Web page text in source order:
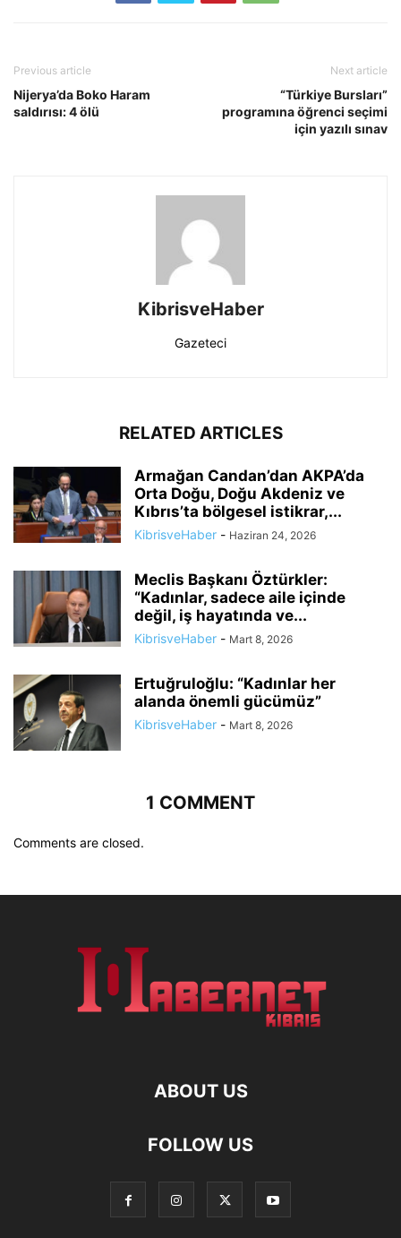
Previous article
Nijerya’da Boko Haram
saldırısı: 4 ölü
Next article
“Türkiye Bursları”
programına öğrenci seçimi
için yazılı sınav
KibrisveHaber
Gazeteci
RELATED ARTICLES
Armağan Candan’dan AKPA’da
Orta Doğu, Doğu Akdeniz ve
Kıbrıs’ta bölgesel istikrar,...
KibrisveHaber - Haziran 24, 2026
Meclis Başkanı Öztürkler:
“Kadınlar, sadece aile içinde
değil, iş hayatında ve...
KibrisveHaber - Mart 8, 2026
Ertuğruloğlu: “Kadınlar her
alanda önemli gücümüz”
KibrisveHaber - Mart 8, 2026
1 COMMENT
Comments are closed.
ABOUT US
FOLLOW US